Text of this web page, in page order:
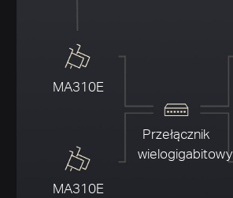
MA310E
MA310E
Przełącznik
wielogigabitowy